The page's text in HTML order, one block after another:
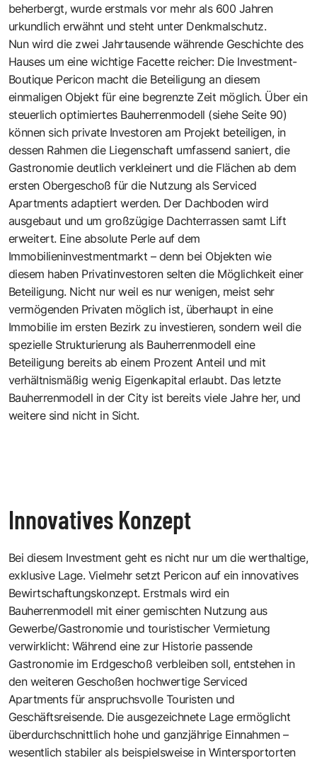
beherbergt, wurde erstmals vor mehr als 600 Jahren
urkundlich erwähnt und steht unter Denkmalschutz.
Nun wird die zwei Jahrtausende währende Geschichte des
Hauses um eine wichtige Facette reicher: Die Investment-
Boutique Pericon macht die Beteiligung an diesem
einmaligen Objekt für eine begrenzte Zeit möglich. Über ein
steuerlich optimiertes Bauherrenmodell (siehe Seite 90)
können sich private Investoren am Projekt beteiligen, in
dessen Rahmen die Liegenschaft umfassend saniert, die
Gastronomie deutlich verkleinert und die Flächen ab dem
ersten Obergeschoß für die Nutzung als Serviced
Apartments adaptiert werden. Der Dachboden wird
ausgebaut und um großzügige Dachterrassen samt Lift
erweitert. Eine absolute Perle auf dem
Immobilieninvestmentmarkt – denn bei Objekten wie
diesem haben Privatinvestoren selten die Möglichkeit einer
Beteiligung. Nicht nur weil es nur wenigen, meist sehr
vermögenden Privaten möglich ist, überhaupt in eine
Immobilie im ersten Bezirk zu investieren, sondern weil die
spezielle Strukturierung als Bauherrenmodell eine
Beteiligung bereits ab einem Prozent Anteil und mit
verhältnismäßig wenig Eigenkapital erlaubt. Das letzte
Bauherrenmodell in der City ist bereits viele Jahre her, und
weitere sind nicht in Sicht.
Innovatives Konzept
Bei diesem Investment geht es nicht nur um die werthaltige,
exklusive Lage. Vielmehr setzt Pericon auf ein innovatives
Bewirtschaftungskonzept. Erstmals wird ein
Bauherrenmodell mit einer gemischten Nutzung aus
Gewerbe/Gastronomie und touristischer Vermietung
verwirklicht: Während eine zur Historie passende
Gastronomie im Erdgeschoß verbleiben soll, entstehen in
den weiteren Geschoßen hochwertige Serviced
Apartments für anspruchsvolle Touristen und
Geschäftsreisende. Die ausgezeichnete Lage ermöglicht
überdurchschnittlich hohe und ganzjährige Einnahmen –
wesentlich stabiler als beispielsweise in Wintersportorten